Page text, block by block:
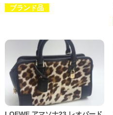
ブランド品